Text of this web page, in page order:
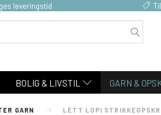
leveringstid
BOLIG & LIVSTIL GARN &
GARN LÉTT LOPI